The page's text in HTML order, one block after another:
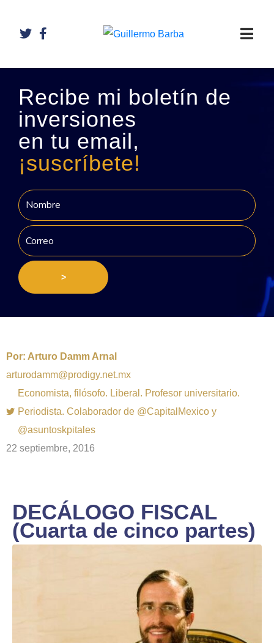
Recibe mi boletín de
inversiones
en tu email,
¡suscríbete!
>
Por: Arturo Damm Arnal
arturodamm@prodigy.net.mx
Economista, filósofo. Liberal. Profesor universitario.
Periodista. Colaborador de @CapitalMexico y
@asuntoskpitales
22 septiembre, 2016
DECÁLOGO FISCAL
(Cuarta de cinco partes)